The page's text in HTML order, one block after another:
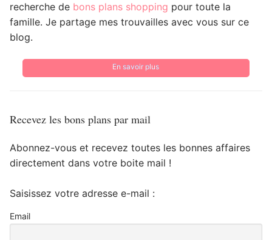
recherche de bons plans shopping pour toute la
famille. Je partage mes trouvailles avec vous sur ce
blog.
En savoir plus
Recevez les bons plans par mail
Abonnez-vous et recevez toutes les bonnes affaires
directement dans votre boite mail !
Saisissez votre adresse e-mail :
Email